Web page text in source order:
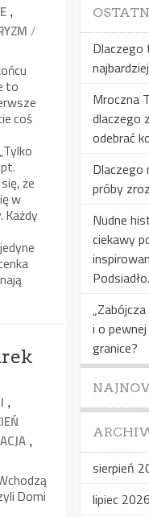
,
/
to
coś
że
w
Każdy
,
,
Domi
Dlaczego
Mroczna
dlaczego
odebrać
Dlaczego
próby
Nudne
ciekawy
Podsiadło.
i o
granice?
sierpień
lipiec 2026